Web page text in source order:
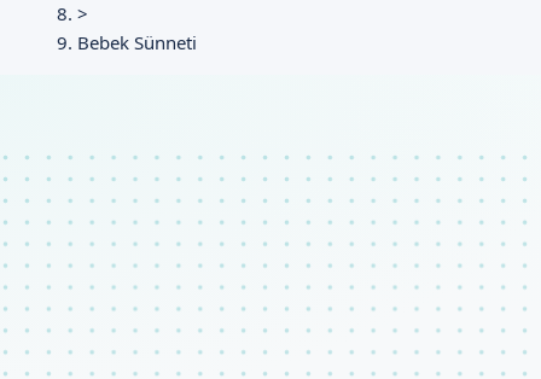
>
Bebek Sünneti